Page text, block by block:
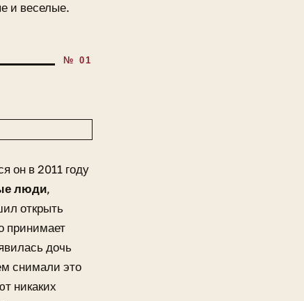
и веселые.
он в 2011 году
люди,
открыть
принимает
дочь
снимали это
никаких